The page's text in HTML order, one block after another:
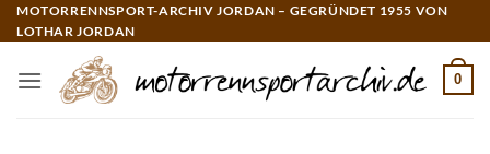
Zum
Inhalt
MOTORRENNSPORT-ARCHIV JORDAN – GEGRÜNDET 1955 VON
LOTHAR JORDAN
0